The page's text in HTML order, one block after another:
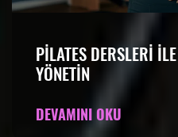
PILATES DERSLERI
YÖNETIN
DEVAMINI OKU